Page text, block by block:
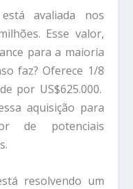
avaliada nos
Esse valor,
para a maioria
faz? Oferece 1/8
por US$625.000.
aquisição para
de potenciais
resolvendo um